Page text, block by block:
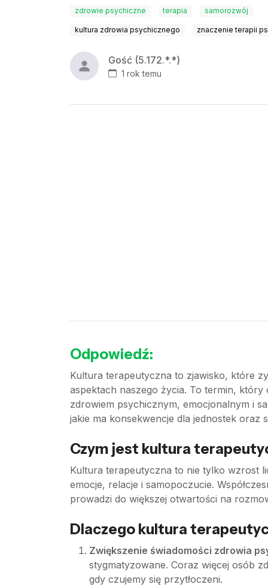
zdrowie psychiczne terapia samorozwój
kultura zdrowia psychicznego znaczenie terapii
Gość (5.172.*.*)
1 rok temu
Odpowiedź:
Kultura terapeutyczna to zjawisko, które
aspektach naszego życia. To termin,
zdrowiem psychicznym, emocjonalnym i
jakie ma konsekwencje dla jednostek oraz
Czym jest kultura
Kultura terapeutyczna to nie tylko wzrost
emocje, relacje i samopoczucie.
prowadzi do większej otwartości na
Dlaczego kultura
Zwiększenie świadomości zdrowia
stygmatyzowane. Coraz więcej osób
gdy czujemy się przytłoczeni.